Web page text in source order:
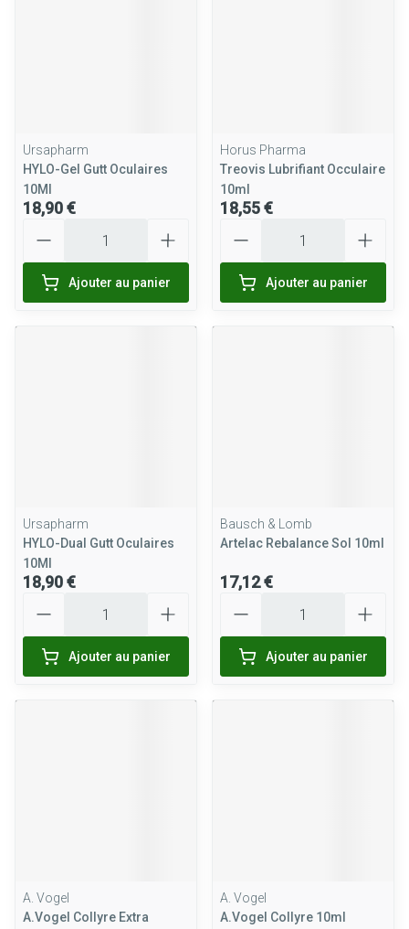
Ursapharm
HYLO-Gel Gutt Oculaires
10Ml
18,90 €
Ajouter au panier
Horus Pharma
Treovis Lubrifiant Occulaire
10ml
18,55 €
Ajouter au panier
Ursapharm
HYLO-Dual Gutt Oculaires
10Ml
18,90 €
Ajouter au panier
Bausch & Lomb
Artelac Rebalance Sol 10ml
17,12 €
Ajouter au panier
A. Vogel
A.Vogel Collyre Extra
A. Vogel
A.Vogel Collyre 10ml